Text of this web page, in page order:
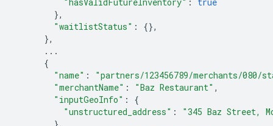
},
"waitlistStatus" :
{},
},
...
{
"name" :
"partners/123456789/merchants/080/
"merchantName" : "Baz Restaurant" ,
"inputGeoInfo" :
{
"unstructured_address" :
"345 Baz Street,